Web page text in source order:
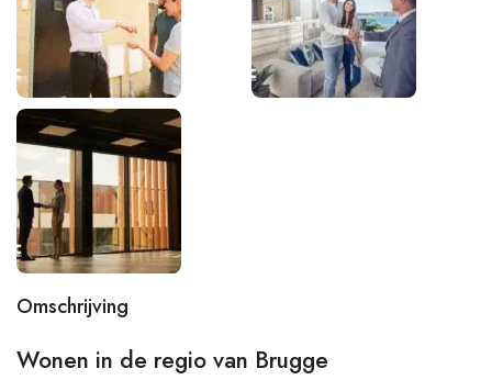
Omschrijving
Wonen in de regio van Brugge